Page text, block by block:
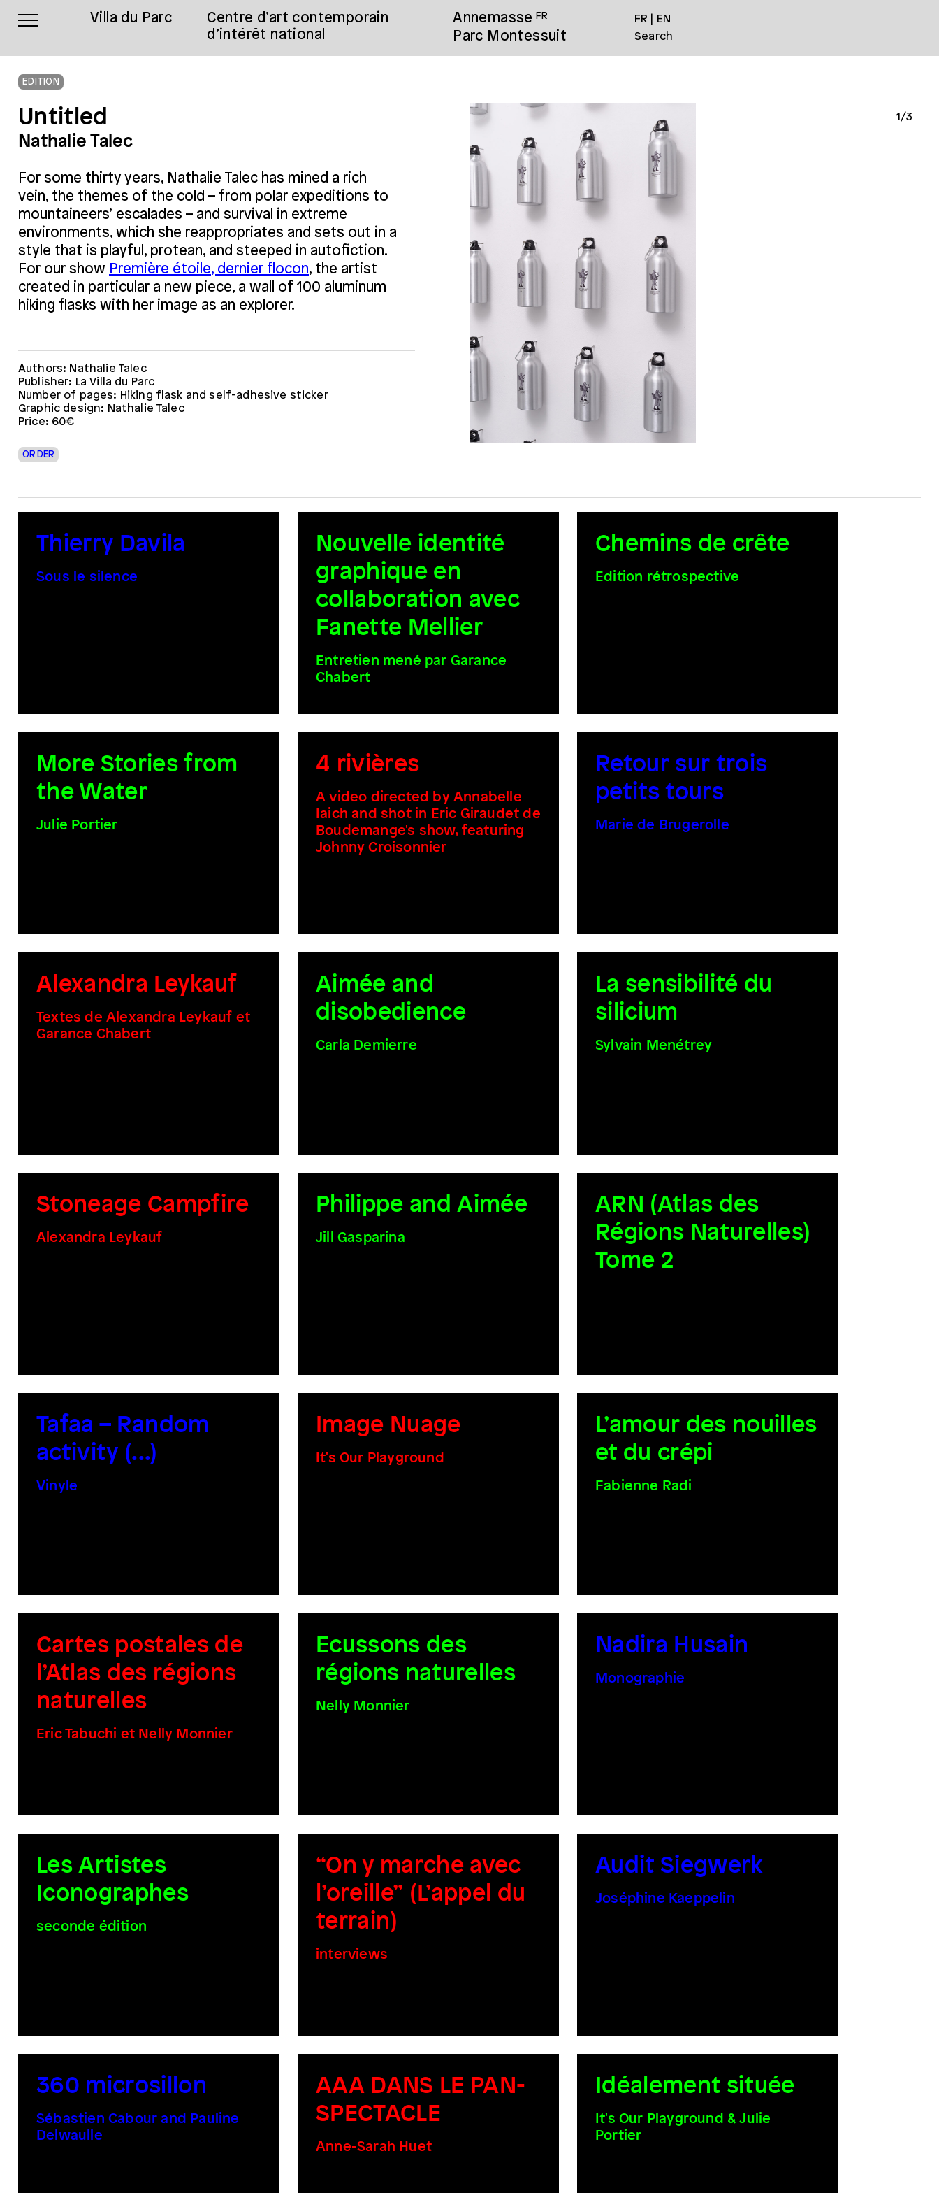
Villa du Parc
Centre d’art contemporain
d’intérêt national
Annemasse FR
Parc Montessuit
FR
EN
Search
EDITION
Untitled
Nathalie Talec
For some thirty years, Nathalie Talec has mined a rich
vein, the themes of the cold – from polar expeditions to
mountaineers’ escalades – and survival in extreme
environments, which she reappropriates and sets out in a
style that is playful, protean, and steeped in autofiction.
For our show Première étoile, dernier flocon, the artist
created in particular a new piece, a wall of 100 aluminum
hiking flasks with her image as an explorer.
Authors: Nathalie Talec
Publisher: La Villa du Parc
Number of pages: Hiking flask and self-adhesive sticker
Graphic design: Nathalie Talec
Price: 60€
ORDER
1/3
Thierry Davila
Sous le silence
Nouvelle identité
graphique en
collaboration avec
Fanette Mellier
Entretien mené par Garance
Chabert
Chemins de crête
Edition rétrospective
More Stories from
the Water
Julie Portier
4 rivières
A video directed by Annabelle
Iaich and shot in Eric Giraudet de
Boudemange's show, featuring
Johnny Croisonnier
Retour sur trois
petits tours
Marie de Brugerolle
Alexandra Leykauf
Textes de Alexandra Leykauf et
Garance Chabert
Aimée and
disobedience
Carla Demierre
La sensibilité du
silicium
Sylvain Menétrey
Stoneage Campfire
Alexandra Leykauf
Philippe and Aimée
Jill Gasparina
ARN (Atlas des
Régions Naturelles)
Tome 2
Tafaa – Random
activity (​.​.​.​)
Vinyle
Image Nuage
It's Our Playground
L’amour des nouilles
et du crépi
Fabienne Radi
Cartes postales de
l’Atlas des régions
naturelles
Eric Tabuchi et Nelly Monnier
Ecussons des
régions naturelles
Nelly Monnier
Nadira Husain
Monographie
Les Artistes
Iconographes
seconde édition
“On y marche avec
l’oreille” (L’appel du
terrain)
interviews
Audit Siegwerk
Joséphine Kaeppelin
360 microsillon
Sébastien Cabour and Pauline
Delwaulle
AAA DANS LE PAN-
SPECTACLE
Anne-Sarah Huet
Idéalement située
It's Our Playground & Julie
Portier